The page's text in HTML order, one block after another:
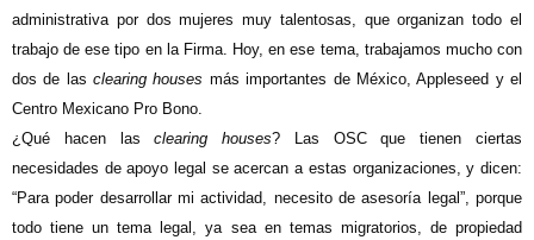
administrativa por dos mujeres muy talentosas, que organizan todo el
trabajo de ese tipo en la Firma. Hoy, en ese tema, trabajamos mucho con
dos de lasclearing houses más importantes de México, Appleseed y el
Centro Mexicano Pro Bono.
¿Qué hacen lasclearing houses? Las OSC que tienen ciertas
necesidades de apoyo legal se acercan a estas organizaciones, y dicen:
“Para poder desarrollar mi actividad, necesito de asesoría legal”, porque
todo tiene un tema legal, ya sea en temas migratorios, de propiedad